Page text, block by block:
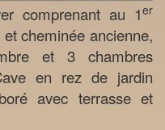
comprenant au 1er
cheminée ancienne,
et 3 chambres
en rez de jardin
avec terrasse et